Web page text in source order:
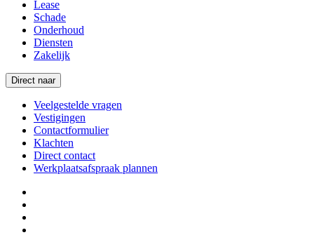
Lease
Schade
Onderhoud
Diensten
Zakelijk
Direct naar
Veelgestelde vragen
Vestigingen
Contactformulier
Klachten
Direct contact
Werkplaatsafspraak plannen